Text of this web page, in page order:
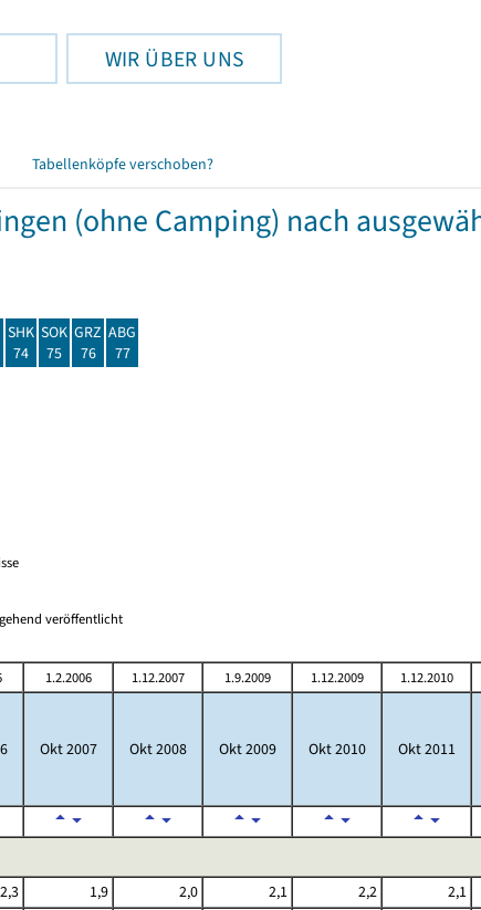
WIR ÜBER UNS
Tabellenköpfe verschoben?
(ohne Camping) nach
SHK
74
SOK
75
GRZ
76
ABG
77
veröffentlicht
1.2.2006 1.12.2007 1.9.2009 1.12.2009 1.12.2010
Okt 2007 Okt 2008 Okt 2009 Okt 2010 Okt 2011
2,3 1,9 2,0 2,1 2,2
2,1